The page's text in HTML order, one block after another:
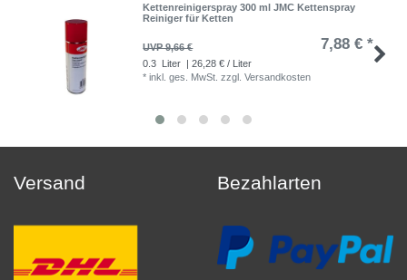
Kettenreinigerspray 300 ml JMC Kettenspray
Reiniger für Ketten
UVP 9,66 € 7,88 € *
0.3 Liter | 26,28 € / Liter
*inkl. ges. MwSt. zzgl.Versandkosten
Versand Bezahlarten